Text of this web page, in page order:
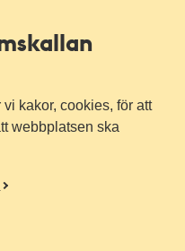
kakor, cookies, för att
webbplatsen ska